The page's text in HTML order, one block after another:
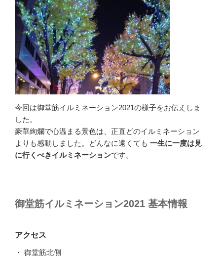
今回は御堂筋イルミネーション2021の様子をお伝えしま
した。
豪華絢爛で心温まる景色は、正直どのイルミネーション
よりも感動しました。どんなに遠くても 一生に一度は見
に行くべきイルミネーションです。
御堂筋イルミネーション2021 基本情報
アクセス
・ 御堂筋北側